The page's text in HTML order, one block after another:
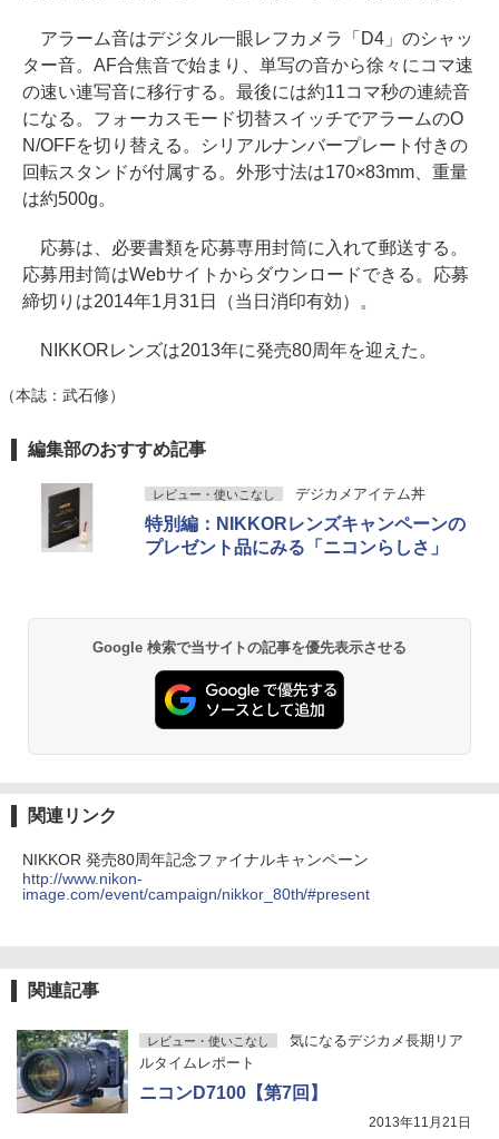
アラーム音はデジタル一眼レフカメラ「D4」のシャッ
ター音。AF合焦音で始まり、単写の音から徐々にコマ速
の速い連写音に移行する。最後には約11コマ秒の連続音
になる。フォーカスモード切替スイッチでアラームのO
N/OFFを切り替える。シリアルナンバープレート付きの
回転スタンドが付属する。外形寸法は170×83mm、重量
は約500g。
応募は、必要書類を応募専用封筒に入れて郵送する。
応募用封筒はWebサイトからダウンロードできる。応募
締切りは2014年1月31日（当日消印有効）。
NIKKORレンズは2013年に発売80周年を迎えた。
（本誌：武石修）
編集部のおすすめ記事
レビュー・使いこなし デジカメアイテム丼
特別編：NIKKORレンズキャンペーンの
プレゼント品にみる「ニコンらしさ」
Google 検索で当サイトの記事を優先表示させる
関連リンク
NIKKOR 発売80周年記念ファイナルキャンペーン
http://www.nikon-
image.com/event/campaign/nikkor_80th/#present
関連記事
レビュー・使いこなし
気になるデジカメ長期リア
ルタイムレポート
ニコンD7100【第7回】
2013年11月21日